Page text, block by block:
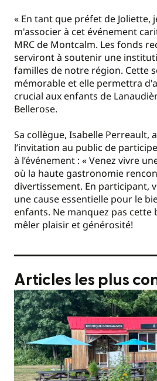
« En tant que préfet de Joliette,
m'associer à cet événement
MRC de Montcalm. Les fonds
serviront à soutenir une
familles de notre région. Cette
mémorable et elle permettra
crucial aux enfants de
Bellerose.
Sa collègue, Isabelle Perreault,
l’invitation au public de
à l’événement : « Venez vivre
où la haute gastronomie
divertissement. En participant,
une cause essentielle pour le
enfants. Ne manquez pas cette
mêler plaisir et générosité!
Articles les plus